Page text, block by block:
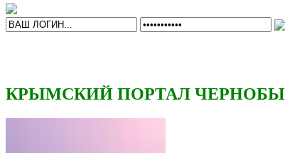
КРЫМСКИЙ ПОРТАЛ